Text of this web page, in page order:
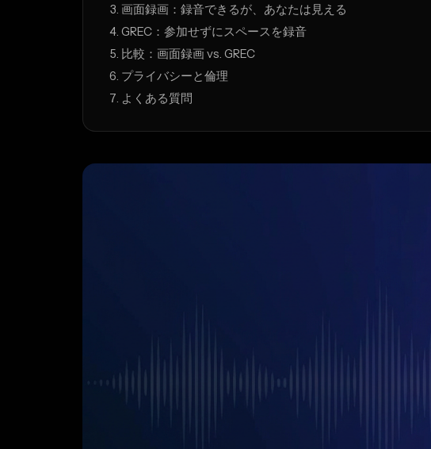
画面録画：録音できるが、あなたは見える
GREC：参加せずにスペースを録音
比較：画面録画 vs. GREC
プライバシーと倫理
よくある質問